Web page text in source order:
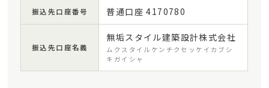
振込先口座番号 普通口座 4170780
振込先口座名義
無垢スタイル建築設計株式会社
ムクスタイルケンチクセッケイカブシ
キガイシャ